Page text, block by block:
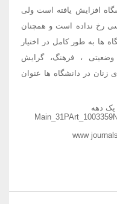
افزایش یافته است ولی
رخ نداده است و همچنان
ها به طور کامل در اختیار
، فرهنگ، گرایش
زنان در دانشگاه ها عنوان
یک دهه